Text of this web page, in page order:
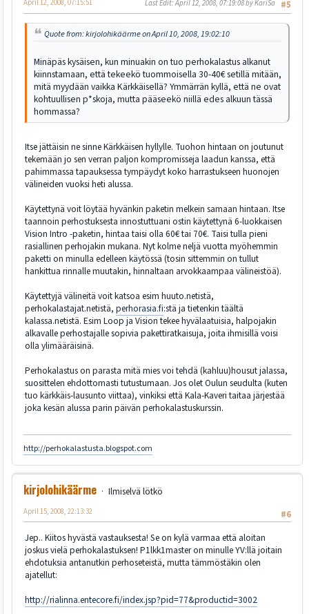
#5
April 12, 2008, 07:15:51 Last Edit: April 12, 2008, 07:19:08 by KariSa
Quote from: kirjolohikäärme on April 10, 2008, 19:02:10
Minäpäs kysäisen, kun minuakin on tuo perhokalastus alkanut
kiinnstamaan, että tekeekö tuommoisella 30-40€ setillä mitään,
mitä myydään vaikka Kärkkäisellä? Ymmärrän kyllä, että ne ovat
kohtuullisen p*skoja, mutta pääseekö niillä edes alkuun tässä
hommassa?
Itse jättäisin ne sinne Kärkkäisen hyllylle. Tuohon hintaan on joutunut
tekemään jo sen verran paljon kompromisseja laadun kanssa, että
pahimmassa tapauksessa tympäydyt koko harrastukseen huonojen
välineiden vuoksi heti alussa.
Käytettynä voit löytää hyvänkin paketin melkein samaan hintaan. Itse
taannoin perhostuksesta innostuttuani ostin käytettynä 6-luokkaisen
Vision Intro -paketin, hintaa taisi olla 60€ tai 70€. Taisi tulla pieni
rasiallinen perhojakin mukana. Nyt kolme neljä vuotta myöhemmin
paketti on minulla edelleen käytössä (tosin sittemmin on tullut
hankittua rinnalle muutakin, hinnaltaan arvokkaampaa välineistöä).
Käytettyjä välineitä voit katsoa esim huuto.netistä,
perhokalastajat.netistä, perhorasia.fi:stä ja tietenkin täältä
kalassa.netistä. Esim Loop ja Vision tekee hyvälaatuisia, halpojakin
alkavalle perhostajalle sopivia pakettiratkaisuja, joita ihmisillä voisi
olla ylimääräisinä.
Perhokalastus on parasta mitä mies voi tehdä (kahluu)housut jalassa,
suosittelen ehdottomasti tutustumaan. Jos olet Oulun seudulta (kuten
tuo kärkkäis-lausunto viittaa), vinkiksi että Kala-Kaveri taitaa järjestää
joka kesän alussa parin päivän perhokalastuskurssin.
http://perhokalastusta.blogspot.com
kirjolohikäärme
Ilmiselvä lötkö
#6
April 15, 2008, 22:13:32
Jep.. Kiitos hyvästä vastauksesta! Se on kylä varmaa että aloitan
joskus vielä perhokalastuksen! P1lkk1master on minulle YV:llä joitain
ehdotuksia antanutkin perhoseteistä, mutta tämmöstäkin olen
ajatellut:
http://rialinna.entecore.fi/index.jsp?pid=77&productid=3002